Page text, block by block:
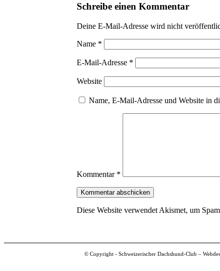
Schreibe einen Kommentar
Deine E-Mail-Adresse wird nicht
Name *
E-Mail-Adresse *
Website
Name, E-Mail-Adresse und Website in
Kommentar *
Diese Website verwendet Akismet, um
© Copyright - Schweizerischer Dachshund-Club –